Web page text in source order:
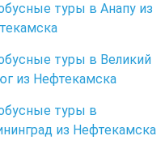
туры в Анапу из
туры в Великий
из Нефтекамска
туры в
из Нефтекамска